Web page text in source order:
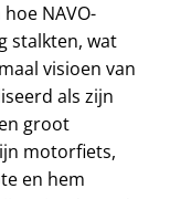
NAVO-
stalkten, wat
visioen van
als zijn
groot
motorfiets,
en hem